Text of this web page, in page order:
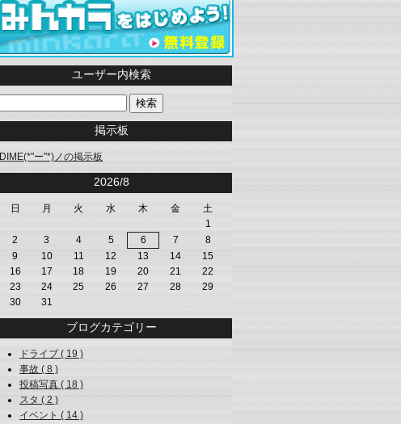
ユーザー内検索
掲示板
DIME(*"ー"*)ノの掲示板
2026/8
日 月 火 水 木 金
土
1
2
3 4 5 6 7
8
9
10 11 12 13 14
15
16
17 18 19 20 21
22
23
24 25 26 27 28
29
30
31
ブログカテゴリー
ドライブ ( 19 )
事故 ( 8 )
投稿写真 ( 18 )
スタ ( 2 )
イベント ( 14 )